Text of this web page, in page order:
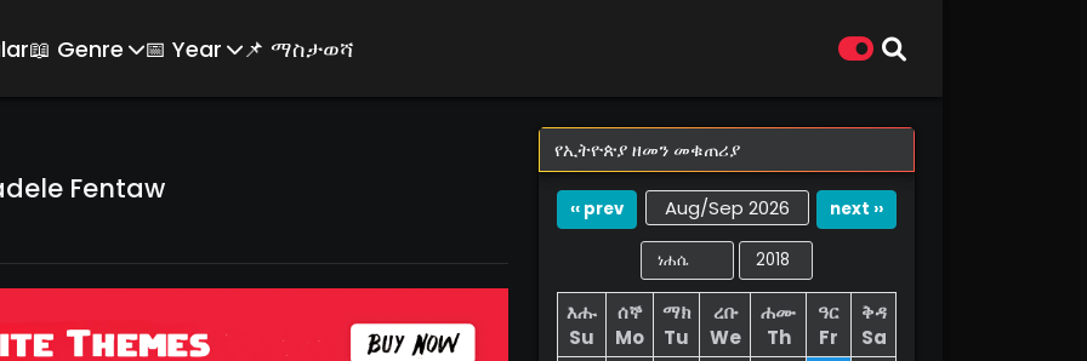
📖 Genre 📅 Year 📌 ማስታወሻ
Fentaw
የኢትዮጵያ ዘመን መቁጠሪያ
‹‹ prev Aug/Sep 2026 next ››
እሑ
Su
ሰኞ
Mo
ማክ
Tu
ረቡ
We
ሐሙ
Th
ዓር
Fr
ቅዳ
Sa